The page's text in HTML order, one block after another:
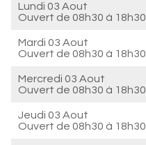
Lundi 03 Aout
Ouvert de 08h30 à 18h30
Mardi 03 Aout
Ouvert de 08h30 à 18h30
Mercredi 03 Aout
Ouvert de 08h30 à 18h30
Jeudi 03 Aout
Ouvert de 08h30 à 18h30